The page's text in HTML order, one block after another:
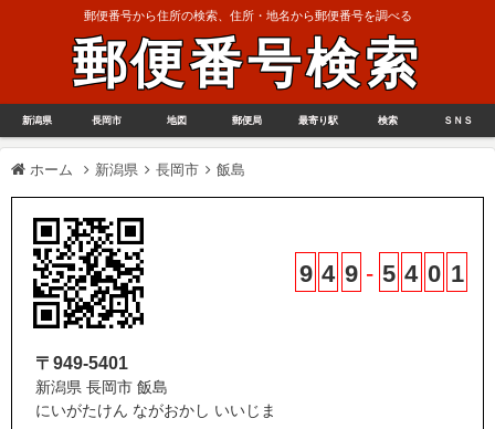
郵便番号から住所の検索、住所・地名から郵便番号を調べる
郵便番号検索
新潟県 長岡市 地図 郵便局 最寄り駅 検索 ＳＮＳ
ホーム 新潟県 長岡市 飯島
9 4 9 - 5 4 0 1
〒949-5401
新潟県 長岡市 飯島
にいがたけん ながおかし いいじま